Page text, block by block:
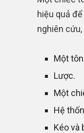
hiệu quả
nghiên
Một
Lược.
Một
Hệ
Kéo và